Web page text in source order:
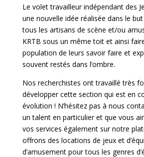
Le volet travailleur indépendant des
une nouvelle idée réalisée dans le
tous les artisans de scène et/ou
KRTB sous un même toit et ainsi
population de leurs savoir faire et
souvent restés dans l’ombre.
Nos recherchistes ont travaillé très
développer cette section qui est en
évolution ! N’hésitez pas à nous
un talent en particulier et que vous
vos services également sur notre
offrons des locations de jeux et
d’amusement pour tous les genres